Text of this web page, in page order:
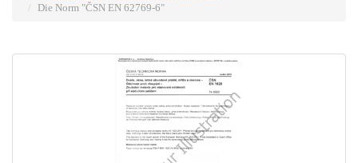
Die Norm "ČSN EN 62769-6"